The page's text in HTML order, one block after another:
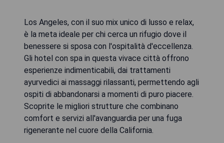
Los Angeles, con il suo mix unico di lusso e relax,
è la meta ideale per chi cerca un rifugio dove il
benessere si sposa con l'ospitalità d'eccellenza.
Gli hotel con spa in questa vivace città offrono
esperienze indimenticabili, dai trattamenti
ayurvedici ai massaggi rilassanti, permettendo agli
ospiti di abbandonarsi a momenti di puro piacere.
Scoprite le migliori strutture che combinano
comfort e servizi all'avanguardia per una fuga
rigenerante nel cuore della California.